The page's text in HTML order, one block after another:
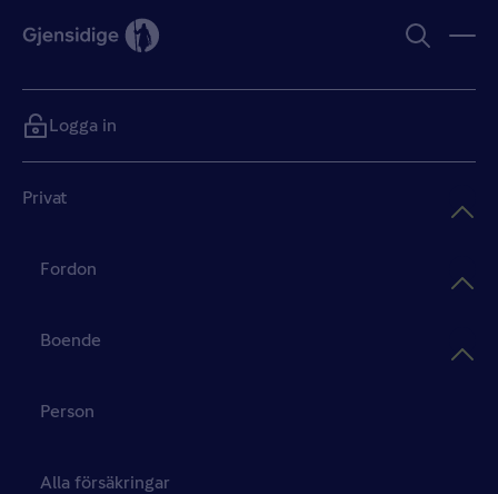
Privat
Fordon
Boende
Person
Alla försäkringar
Logga in